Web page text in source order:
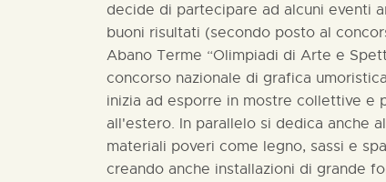
decide di partecipare ad alcuni eventi
buoni risultati (secondo posto al
Abano Terme “Olimpiadi di Arte e
concorso nazionale di grafica
inizia ad esporre in mostre collettive e
all'estero. In parallelo si dedica anche
materiali poveri come legno, sassi e
creando anche installazioni di grande